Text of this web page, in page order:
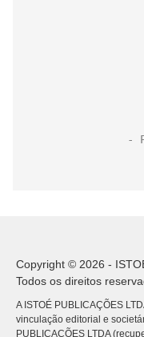
Copyright © 2026 -
Todos os direitos
A ISTOÉ PUBLICAÇÕES
vinculação editorial e
PUBLICACÕES LTDA